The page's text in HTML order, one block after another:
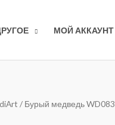
МОЙ АККАУНТ
/ Бурый медведь WD083